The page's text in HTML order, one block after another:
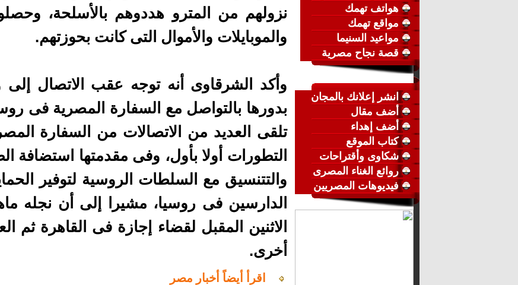
هواتف تهمك
مواقع تهمك
مواعيد السنيما
قصة نجاح مصرية
انشر إعلانك بالمجان
أضف مقال
أضف إهداء
كتاب الموقع
شكاوى وأقتراحات
روائع الغناء المصرى
فيديوهات المصريين
نزولهم من المترو هددوهم بالأسلحة،
والموبايلات والأموال التى كانت بحوزتهم.
وأكد الشرقاوى أنه توجه عقب الاتصال إلى
بدورها بالتواصل مع السفارة المصرية فى روسيا
تلقى العديد من الاتصالات من السفارة
التطورات أولا بأول، وفى مقدمتها استضافة
والتتنسيق مع السلطات الروسية لتوفير
الدارسين فى روسيا، مشيرا إلى أن نجله
الاثنين المقبل لقضاء إجازة فى القاهرة ثم
أخرى.
اقرأ أيضاً أخبار مصر